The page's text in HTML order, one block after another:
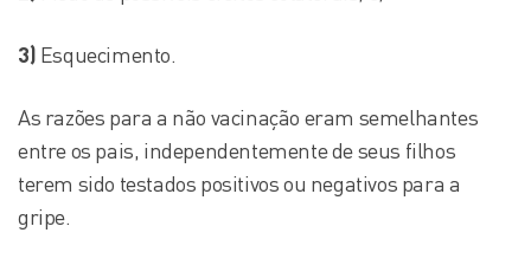
3) Esquecimento.
As razões para a não vacinação eram semelhantes
entre os pais, independentemente de seus filhos
terem sido testados positivos ou negativos para a
gripe.